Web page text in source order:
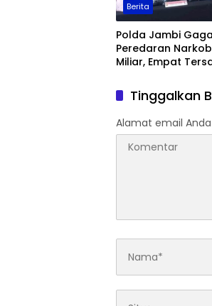
Berita
Polda Jambi
Peredaran
Miliar, Empat
Tinggalkan
Alamat email